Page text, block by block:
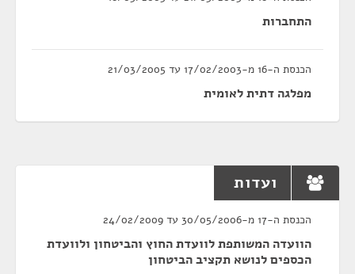
התחברות
הכנסת ה-16 מ-17/02/2003 עד 21/03/2005
מפלגה דתית לאומית
ועדות
הכנסת ה-17 מ-30/05/2006 עד 24/02/2009
הוועדה המשותפת לוועדת החוץ והביטחון ולוועדת
הכספים לנושא תקציב הביטחון